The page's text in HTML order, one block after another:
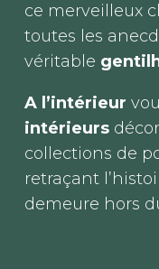
ce merveilleux
toutes les
véritable
A l’intérieur
intérieurs
collections de
retraçant
demeure hors